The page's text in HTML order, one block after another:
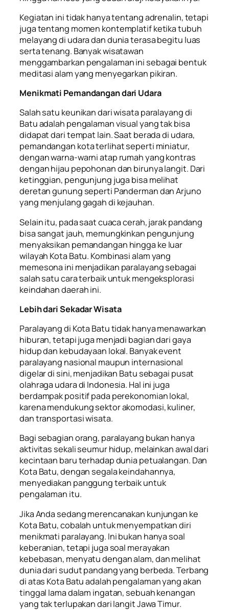
Kegiatan ini tidak hanya tentang adrenalin, tetapi
juga tentang momen kontemplatif ketika tubuh
melayang di udara dan dunia terasa begitu luas
serta tenang. Banyak wisatawan
menggambarkan pengalaman ini sebagai bentuk
meditasi alam yang menyegarkan pikiran.
Menikmati Pemandangan dari Udara
Salah satu keunikan dari wisata paralayang di
Batu adalah pengalaman visual yang tak bisa
didapat dari tempat lain. Saat berada di udara,
pemandangan kota terlihat seperti miniatur,
dengan warna-warni atap rumah yang kontras
dengan hijau pepohonan dan birunya langit. Dari
ketinggian, pengunjung juga bisa melihat
deretan gunung seperti Panderman dan Arjuno
yang menjulang gagah di kejauhan.
Selain itu, pada saat cuaca cerah, jarak pandang
bisa sangat jauh, memungkinkan pengunjung
menyaksikan pemandangan hingga ke luar
wilayah Kota Batu. Kombinasi alam yang
memesona ini menjadikan paralayang sebagai
salah satu cara terbaik untuk mengeksplorasi
keindahan daerah ini.
Lebih dari Sekadar Wisata
Paralayang di Kota Batu tidak hanya menawarkan
hiburan, tetapi juga menjadi bagian dari gaya
hidup dan kebudayaan lokal. Banyak event
paralayang nasional maupun internasional
digelar di sini, menjadikan Batu sebagai pusat
olahraga udara di Indonesia. Hal ini juga
berdampak positif pada perekonomian lokal,
karena mendukung sektor akomodasi, kuliner,
dan transportasi wisata.
Bagi sebagian orang, paralayang bukan hanya
aktivitas sekali seumur hidup, melainkan awal dari
kecintaan baru terhadap dunia petualangan. Dan
Kota Batu, dengan segala keindahannya,
menyediakan panggung terbaik untuk
pengalaman itu.
Jika Anda sedang merencanakan kunjungan ke
Kota Batu, cobalah untuk menyempatkan diri
menikmati paralayang. Ini bukan hanya soal
keberanian, tetapi juga soal merayakan
kebebasan, menyatu dengan alam, dan melihat
dunia dari sudut pandang yang berbeda. Terbang
di atas Kota Batu adalah pengalaman yang akan
tinggal lama dalam ingatan, sebuah kenangan
yang tak terlupakan dari langit Jawa Timur.